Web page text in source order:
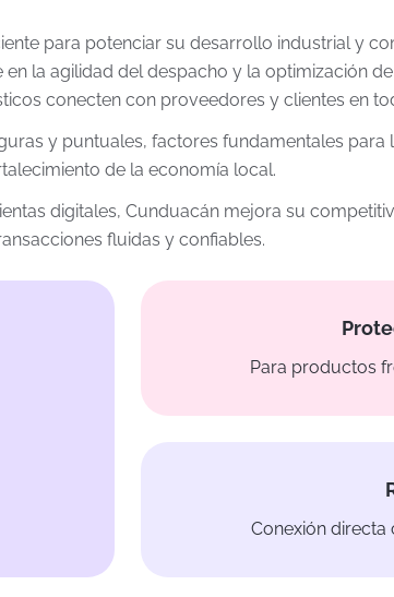
para potenciar su desarrollo industrial y
la agilidad del despacho y la optimización
conecten con proveedores y clientes en
y puntuales, factores fundamentales
de la economía local.
digitales, Cunduacán mejora su
fluidas y confiables.
Para productos
Conexión directa